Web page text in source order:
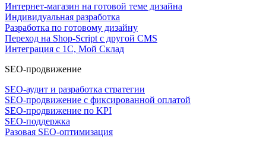
Интернет-магазин на готовой теме дизайна
Индивидуальная разработка
Разработка по готовому дизайну
Переход на Shop-Script с другой CMS
Интеграция с 1С, Мой Склад
SEO-продвижение
SEO-аудит и разработка стратегии
SEO-продвижение с фиксированной оплатой
SEO-продвижение по KPI
SEO-поддержка
Разовая SEO-оптимизация